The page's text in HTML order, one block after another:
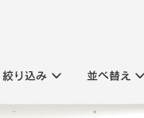
絞り込み 並べ替え